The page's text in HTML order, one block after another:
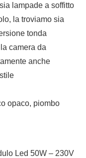
lampade a soffitto
la troviamo sia
tonda
camera da
anche
opaco, piombo
Led 50W – 230V